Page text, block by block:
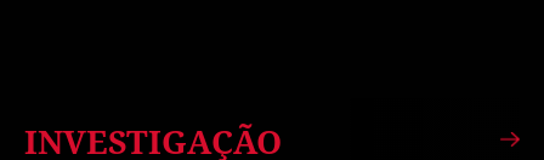
INVESTIGAÇÃO